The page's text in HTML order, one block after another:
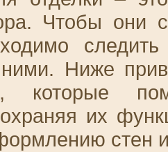
Чтобы они
ними. Ниже
которые
их
стен